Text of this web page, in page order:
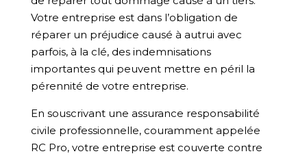
Votre entreprise est dans l’obligation de
réparer un préjudice causé à autrui avec
parfois, à la clé, des indemnisations
importantes qui peuvent mettre en péril la
pérennité de votre entreprise.
En souscrivant une assurance responsabilité
civile professionnelle, couramment appelée
RC Pro, votre entreprise est couverte contre